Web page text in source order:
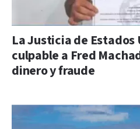
La Justicia de
culpable a Fred
dinero y fraude